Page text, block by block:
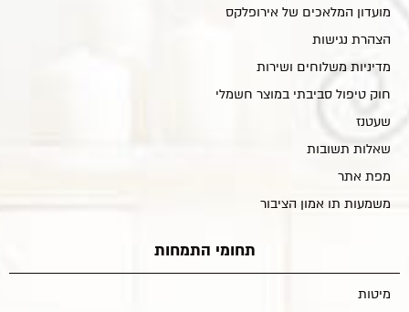
מועדון המלאכים של אירופלקס
הצהרת נגישות
מדיניות משלוחים ושירות
חוק טיפול סביבתי במוצר חשמלי
שעטנז
שאלות תשובות
מפת אתר
משמעות תו אמון הציבור
תחומי התמחות
מיטות